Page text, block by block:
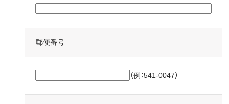
郵便番号
（例：541-0047）